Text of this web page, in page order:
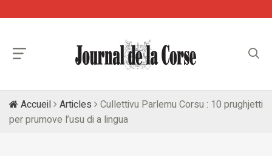
Accueil Articles
Cullettivu Parlemu Corsu : 10 prughjetti
per prumove l’usu di a lingua